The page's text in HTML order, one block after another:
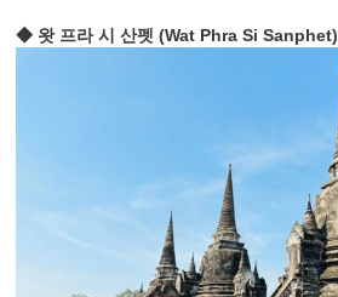
◆ 왓 프라 시 산펫 (Wat Phra Si Sanphet)